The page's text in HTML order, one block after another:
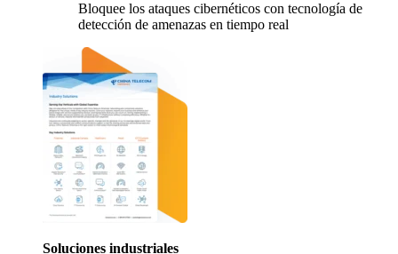
Bloquee los ataques cibernéticos con tecnología de
detección de amenazas en tiempo real
Soluciones industriales